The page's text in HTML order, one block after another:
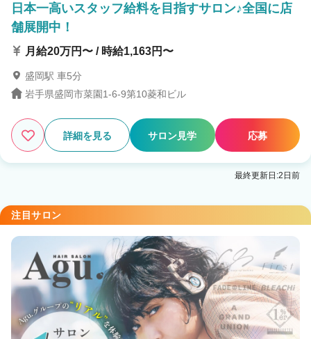
日本一高いスタッフ給料を目指すサロン♪全国に店
舗展開中！
月給20万円〜 / 時給1,163円〜
盛岡駅 車5分
岩手県盛岡市菜園1-6-9第10菱和ビル
詳細を見る サロン見学 応募
最終更新日:2日前
注目サロン